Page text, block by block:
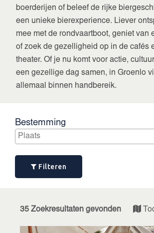
boerderijen of beleef de rijke
een unieke bierexperience. Liever
mee met de rondvaartboot, geniet van
of zoek de gezelligheid op in de cafés
theater. Of je nu komt voor actie,
een gezellige dag samen, in Groenlo
allemaal binnen handbereik.
Bestemming
Filteren
35 Zoekresultaten gevonden